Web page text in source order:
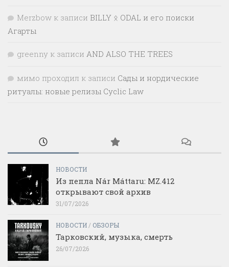
Merzbow к записи BILLY ᛟ ODAL и его поиски
Агарты
greenny к записи AND ALSO THE TREES
мимо проходил к записи Сады и нордические
ритуалы: новые релизы Cyclic Law
НОВОСТИ
Из пепла Nár Máttaru: MZ.412
открывают свой архив
31/07/2026
НОВОСТИ / ОБЗОРЫ
Тарковский, музыка, смерть
26/07/2026